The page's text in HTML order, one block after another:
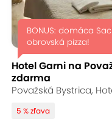
BONUS: domáca
obrovská pizza!
Hotel Garni na
zdarma
Považská Bystrica,
5 % zľava